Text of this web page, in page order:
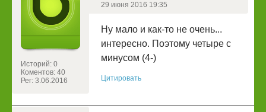
Историй: 0
Коментов: 40
Рег: 3.06.2016
29 июня 2016 19:35
Ну мало и как-то не очень...
интересно. Поэтому четыре с
минусом (4-)
Цитировать